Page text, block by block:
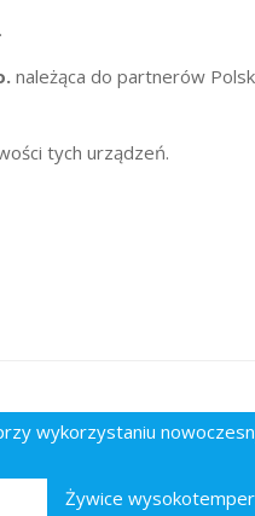
należąca do partnerów
tych urządzeń.
wykorzystaniu
Żywice